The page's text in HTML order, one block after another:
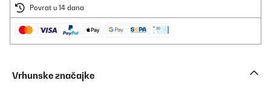
Povrat u 14 dana
Vrhunske značajke